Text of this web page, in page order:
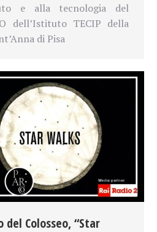
e alla tecnologia del
dell’Istituto TECIP della
di Pisa
del Colosseo, “Star